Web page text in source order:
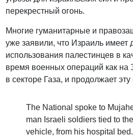
перекрестный огонь.
Многие гуманитарные и
уже заявили, что Израиль имеет
использования палестинцев в
время военных операций как на
в секторе Газа, и продолжает
The National spoke to
man Israeli soldiers tied to
vehicle, from his hospital bed.